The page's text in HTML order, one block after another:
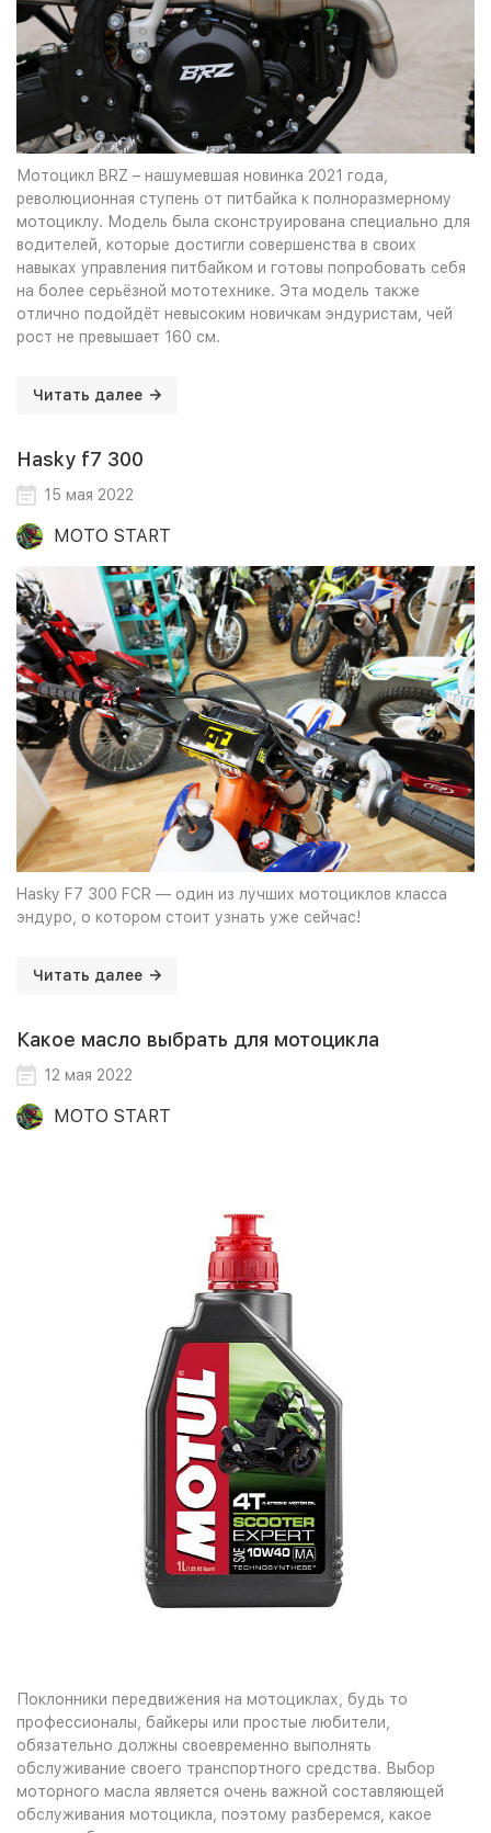
Мотоцикл BRZ – нашумевшая новинка 2021 года,
революционная ступень от питбайка к полноразмерному
мотоциклу. Модель была сконструирована специально для
водителей, которые достигли совершенства в своих
навыках управления питбайком и готовы попробовать себя
на более серьёзной мототехнике. Эта модель также
отлично подойдёт невысоким новичкам эндуристам, чей
рост не превышает 160 см.
Читать далее
Hasky f7 300
15 мая 2022
MOTO START
Hasky F7 300 FCR — один из лучших мотоциклов класса
эндуро, о котором стоит узнать уже сейчас!
Читать далее
Какое масло выбрать для мотоцикла
12 мая 2022
MOTO START
Поклонники передвижения на мотоциклах, будь то
профессионалы, байкеры или простые любители,
обязательно должны своевременно выполнять
обслуживание своего транспортного средства. Выбор
моторного масла является очень важной составляющей
обслуживания мотоцикла, поэтому разберемся, какое